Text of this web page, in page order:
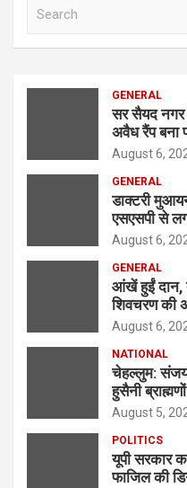
GENERAL
सर सैयद नगर
अवैध रैंप बना
August 6,
GENERAL
डाक्टरी
एसएसपी से
August 6,
GENERAL
आंखें हुईं दान,
शिवचरण की
August 6,
NATIONAL
चेहल्लुम: संजय
हुसैनी
August 5,
POLITICS
यूपी सरकार
फाजिल की